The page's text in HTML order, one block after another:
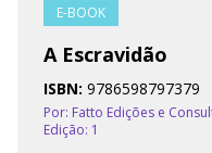
E-BOOK
A Escravidão
ISBN: 9786598797379
Por: Fatto Edições e
Edição: 1